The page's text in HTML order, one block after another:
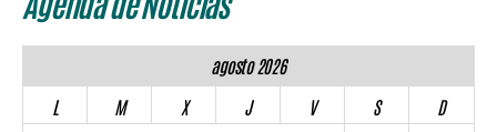
agosto 2026
L
M X J V S
D